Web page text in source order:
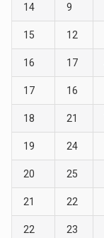
14 9
15 12
16 17
17 16
18 21
19 24
20 25
21 22
22 23